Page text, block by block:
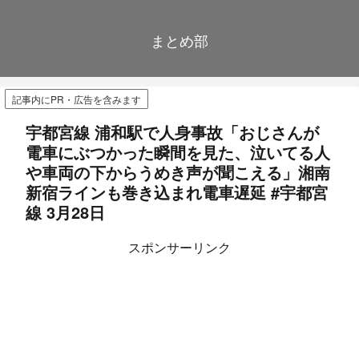
まとめ部
記事内にPR・広告を含みます
宇都宮線 浦和駅で人身事故「おじさんが
電車にぶつかった瞬間を見た、泣いてる人
や車両の下からうめき声が聞こえる」湘南
新宿ラインも巻き込まれ電車遅延 #宇都宮
線 3月28日
スポンサーリンク